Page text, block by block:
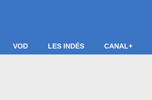
VOD LES INDÉS CANAL+